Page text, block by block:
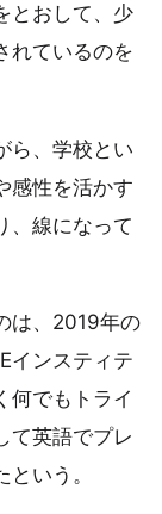
とおして、少
れているのを
ら、学校とい
感性を活かす
、線になって
は、2019年の
インスティテ
何でもトライ
て英語でプレ
いう。